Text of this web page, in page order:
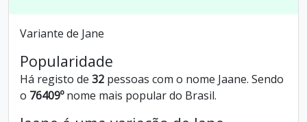
Variante de Jane
Popularidade
Há registo de 32 pessoas com o nome Jaane. Sendo
o 76409ºnome mais popular do Brasil.